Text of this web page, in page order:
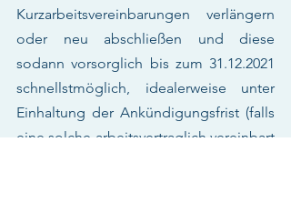
Kurzarbeitsvereinbarungen verlängern
oder neu abschließen und diese
sodann vorsorglich bis zum 31.12.2021
schnellstmöglich, idealerweise unter
Einhaltung der Ankündigungsfrist (falls
eine solche arbeitsvertraglich vereinbart